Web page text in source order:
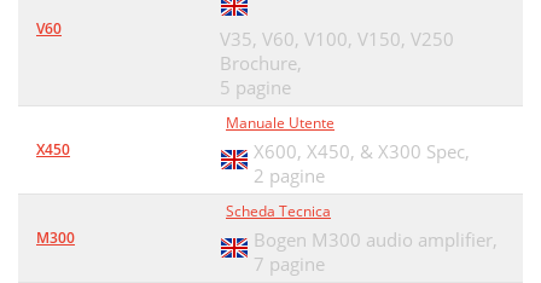
V60
V35, V60, V100, V150, V250
Brochure,
5 pagine
X450
Manuale Utente
X600, X450, & X300 Spec,
2 pagine
M300
Scheda Tecnica
Bogen M300 audio amplifier,
7 pagine